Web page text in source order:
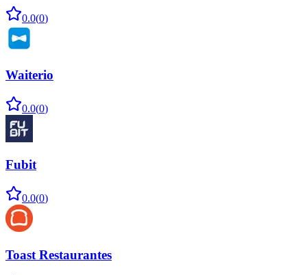
0.0(0)
Waiterio
0.0(0)
Fubit
0.0(0)
Toast Restaurantes